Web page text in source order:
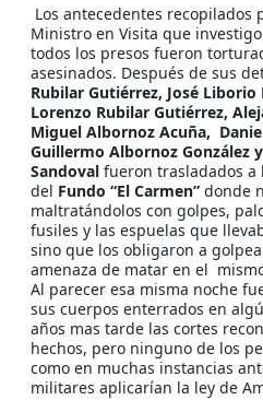
Los antecedentes recopilados
Ministro en Visita que
todos los presos fueron
asesinados. Después de sus
Rubilar Gutiérrez, José Liborio
Lorenzo Rubilar Gutiérrez,
Miguel Albornoz Acuña,
Guillermo Albornoz González
Sandoval fueron trasladados a
del Fundo “El Carmen” donde
maltratándolos con golpes,
fusiles y las espuelas que
sino que los obligaron a
amenaza de matar en el
Al parecer esa misma noche
sus cuerpos enterrados en
años mas tarde las cortes
hechos, pero ninguno de los
como en muchas instancias
militares aplicarían la ley de